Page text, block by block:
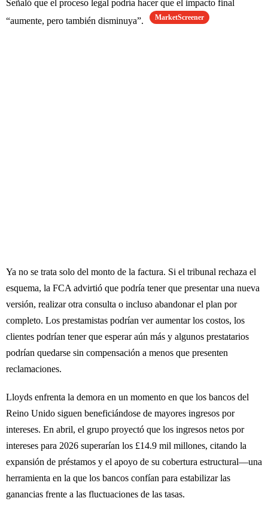
Señaló que el proceso legal podría hacer que el impacto final
“aumente, pero también disminuya”.
MarketScreener
Ya no se trata solo del monto de la factura. Si el tribunal rechaza el
esquema, la FCA advirtió que podría tener que presentar una nueva
versión, realizar otra consulta o incluso abandonar el plan por
completo. Los prestamistas podrían ver aumentar los costos, los
clientes podrían tener que esperar aún más y algunos prestatarios
podrían quedarse sin compensación a menos que presenten
reclamaciones.
Lloyds enfrenta la demora en un momento en que los bancos del
Reino Unido siguen beneficiándose de mayores ingresos por
intereses. En abril, el grupo proyectó que los ingresos netos por
intereses para 2026 superarían los £14.9 mil millones, citando la
expansión de préstamos y el apoyo de su cobertura estructural—una
herramienta en la que los bancos confían para estabilizar las
ganancias frente a las fluctuaciones de las tasas.